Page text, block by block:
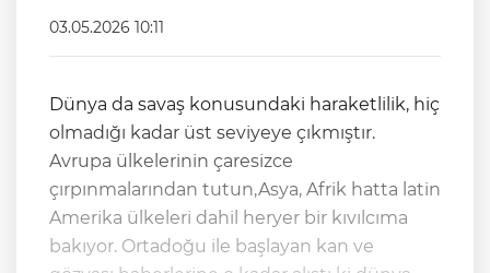
03.05.2026 10:11
Dünya da savaş konusundaki haraketlilik, hiç
olmadığı kadar üst seviyeye çıkmıştır.
Avrupa ülkelerinin çaresizce
çırpınmalarından tutun,Asya, Afrik hatta latin
Amerika ülkeleri dahil heryer bir kıvılcıma
bakıyor. Ortadoğu ile başlayan kan ve